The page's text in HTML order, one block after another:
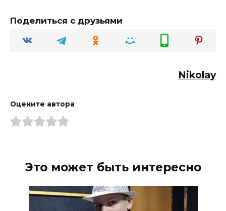
Поделиться с друзьями
Nikolay
Оцените автора
Это может быть интересно